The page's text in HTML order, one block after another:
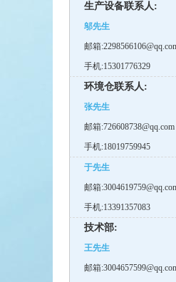
生产设备联系人:
邬先生
邮箱
手机:15301776329
环境仓联系人:
张先生
邮箱:726608738@qq.com
手机:18019759945
于先生
邮箱
手机:13391357083
技术部:
王先生
邮箱